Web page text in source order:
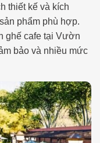
thiết kế và kích
phẩm phù hợp.
ghế cafe tại Vườn
bảo và nhiều mức